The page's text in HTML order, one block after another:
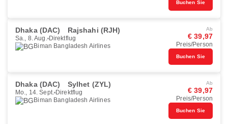
Buchen Sie
Dhaka (DAC) Rajshahi (RJH)
Sa., 8. Aug. Direktflug
Biman Bangladesh Airlines
Ab
€ 39,97
Preis/Person
Buchen Sie
Dhaka (DAC) Sylhet (ZYL)
Mo., 14. Sept. Direktflug
Biman Bangladesh Airlines
Ab
€ 39,97
Preis/Person
Buchen Sie